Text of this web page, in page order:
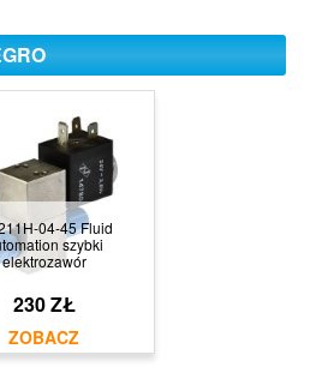
04-45 Fluid
szybki
elektrozawór
230 ZŁ